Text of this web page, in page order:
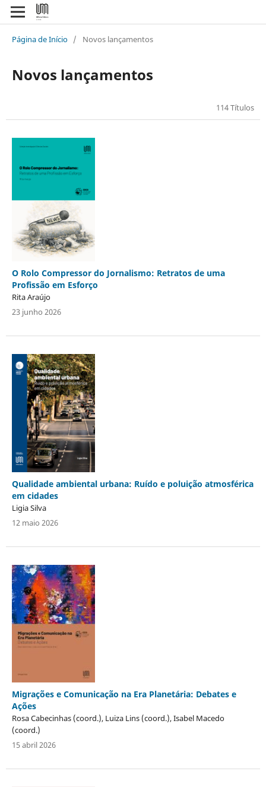
Página de Início / Novos lançamentos
Novos lançamentos
114 Títulos
O Rolo Compressor do Jornalismo: Retratos de uma
Profissão em Esforço
Rita Araújo
23 junho 2026
Qualidade ambiental urbana: Ruído e poluição atmosférica
em cidades
Ligia Silva
12 maio 2026
Migrações e Comunicação na Era Planetária: Debates e
Ações
Rosa Cabecinhas (coord.), Luiza Lins (coord.), Isabel Macedo
(coord.)
15 abril 2026